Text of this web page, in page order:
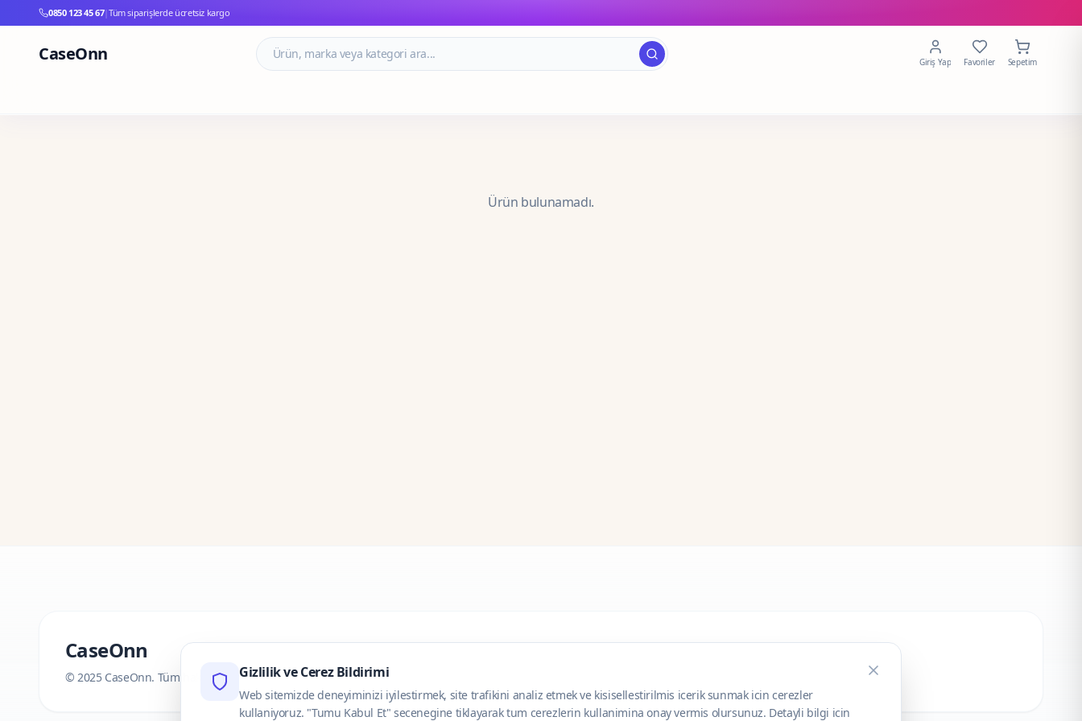
0850 123 45 67|Tüm siparişlerde ücretsiz kargo
CaseOnn Giriş Yap Favoriler Sepetim
Ürün bulunamadı.
CaseOnn
© 2025 CaseOnn. Tüm hakları saklıdır.Gizlilik ve Cerez Bildirimi
Web sitemizde deneyiminizi iyilestirmek, site trafikini analiz etmek ve kisisellestirilmis icerik sunmak icin cerezler
kullaniyoruz. "Tumu Kabul Et" secenegine tiklayarak tum cerezlerin kullanimina onay vermis olursunuz. Detayli bilgi icin